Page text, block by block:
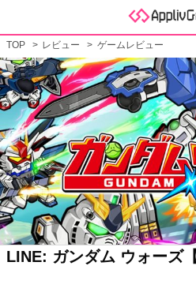
TOP レビュー ゲームレビュー
LINE: ガンダム ウォーズ